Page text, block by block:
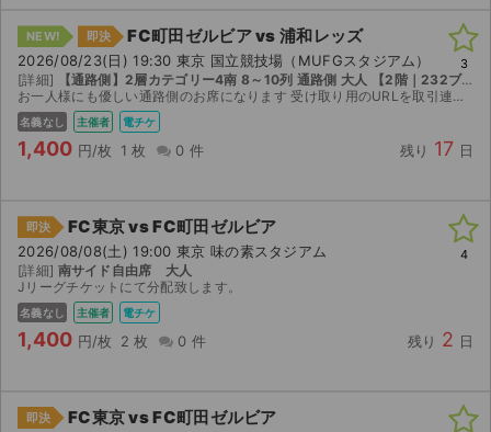
NEW! 即決 FC町田ゼルビア vs 浦和レッズ
2026/08/23(日) 19:30 東京 国立競技場（MUFGスタジアム）
[詳細]
【通路側】2層カテゴリー4南 8～10列 通路側 大人 【2階｜232ブロック｜1 ~ 17列｜81 ~ 110番】
お一人様にも優しい通路側のお席になります 受け取り用のURLを取引連絡欄にてお送り致します ミックスエリアなので、両サポーターとも安心してお座り頂けます
名義なし 主催者 電チケ
1,400 円/枚 1 枚 0 件 残り 17 日
3
即決 FC東京 vs FC町田ゼルビア
2026/08/08(土) 19:00 東京 味の素スタジアム
[詳細] 南サイド自由席 大人
Jリーグチケットにて分配致します。
名義なし 主催者 電チケ
1,400 円/枚 2 枚 0 件 残り 2 日
4
即決 FC東京 vs FC町田ゼルビア